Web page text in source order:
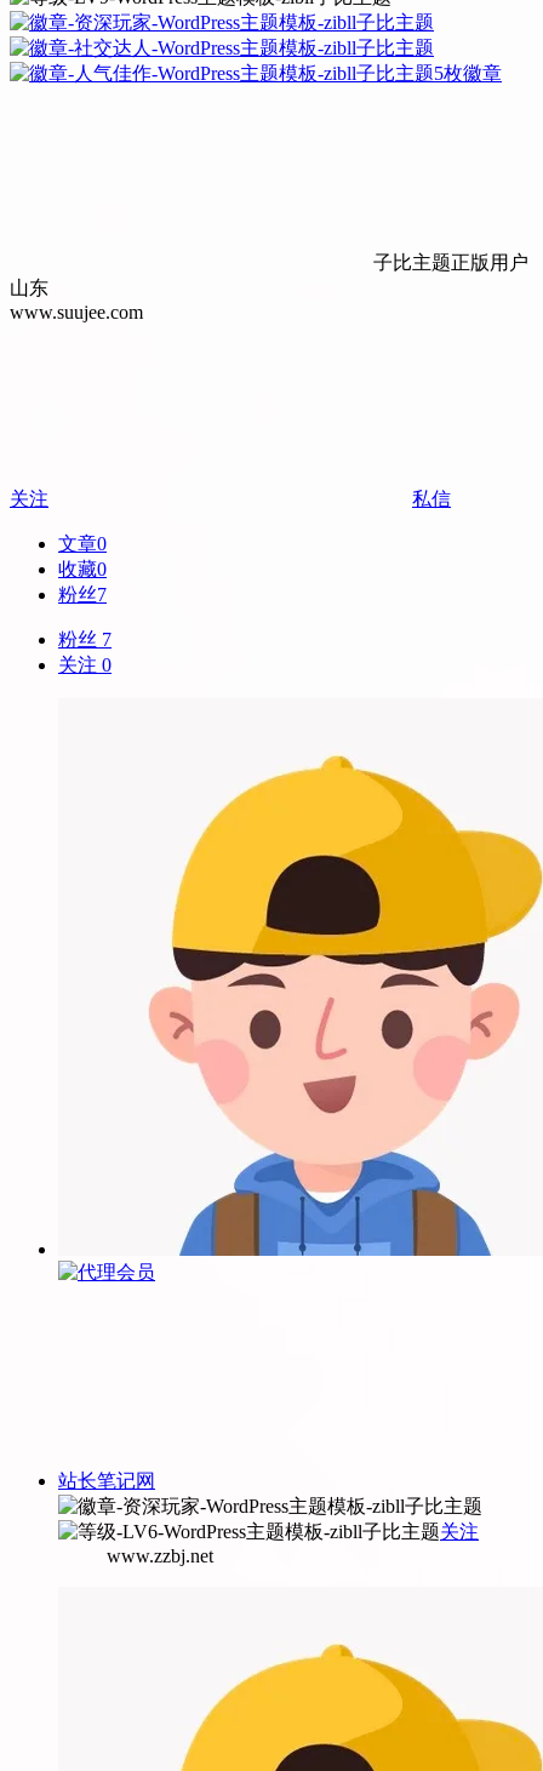
5枚徽章
子比主题正版用户
山东
www.suujee.com
关注 私信
文章0
收藏0
粉丝7
粉丝 7
关注 0
站长笔记网
关注
www.zzbj.net